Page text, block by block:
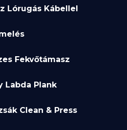
Lórugás Kábellel
Fekvőtámasz
Labda Plank
Clean & Press